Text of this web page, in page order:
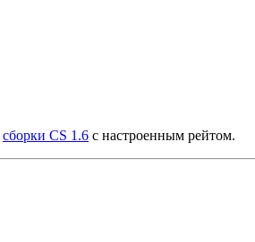
сборки CS 1.6 с настроенным рейтом.